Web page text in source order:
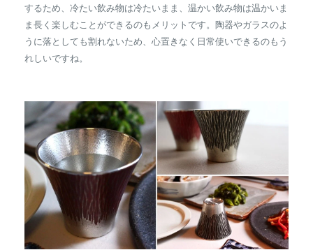
するため、冷たい飲み物は冷たいまま、温かい飲み物は温かいま
ま長く楽しむことができるのもメリットです。陶器やガラスのよ
うに落としても割れないため、心置きなく日常使いできるのもう
れしいですね。